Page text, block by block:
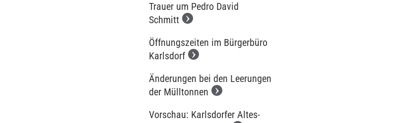
Trauer um Pedro David
Schmitt
Öffnungszeiten im Bürgerbüro
Karlsdorf
Änderungen bei den Leerungen
der Mülltonnen
Vorschau: Karlsdorfer Altes-